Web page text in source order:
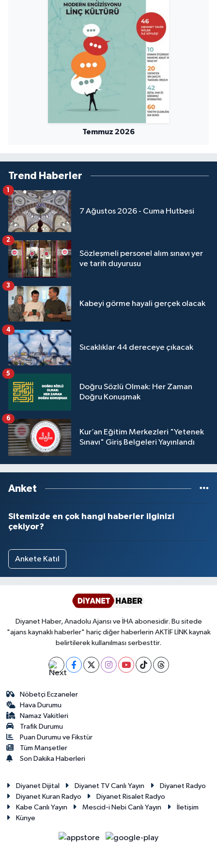
Temmuz 2026
Trend Haberler
7 Ağustos 2026 - Cuma Hutbesi
1
Sözleşmeli personel alım sınavı yer
ve tarih duyurusu
2
Kabeyi görme hayali gerçek olacak
3
Sıcaklıklar 44 dereceye çıkacak
4
Doğru Sözlü Olmak: Her Zaman
Doğru Konuşmak
5
Kur’an Eğitim Merkezleri "Yetenek
Sınavı" Giriş Belgeleri Yayınlandı
6
Anket
Sitemizde en çok hangi haberler ilginizi
çekiyor?
Ankete Katıl
Diyanet Haber, Anadolu Ajansı ve İHA abonesidir. Bu sitede
"ajans kaynaklı haberler" hariç diğer haberlerin AKTİF LİNK kaynak
belirtilerek kullanılması serbesttir.
Nöbetçi Eczaneler
Hava Durumu
Namaz Vakitleri
Trafik Durumu
Puan Durumu ve Fikstür
Tüm Manşetler
Son Dakika Haberleri
Diyanet Dijital Diyanet TV Canlı Yayın
Diyanet Radyo
Diyanet Kuran Radyo
Diyanet Risalet Radyo
Kabe Canlı Yayın
Mescid-i Nebi Canlı Yayın
İletişim
Künye
Niğde Müftülüğü
Ordu Müftülüğü
Osmaniye Müftülüğü
Rize Müftülüğü
Sakarya Müftülüğü
Siirt Müftülüğü
Sinop Müftülüğü
Sivas Müftülüğü
Şırnak Müftülüğü
Tekirdağ Müftülüğü
Tokat Müftülüğü
Trabzon Müftülüğü
Tunceli Müftülüğü
Uşak Müftülüğü
Van Müftülüğü
Yalova Müftülüğü
Zonguldak Müftülüğü